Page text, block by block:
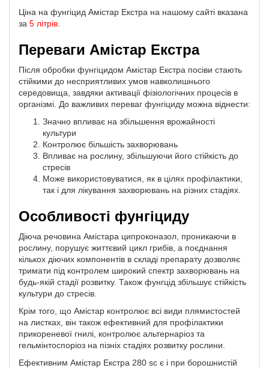
Ціна на фунгіцид Амістар Екстра на нашому сайті вказана
за 5 літрів
Переваги Амістар Екстра
Після обробки фунгіцидом Амістар Екстра посіви стають
стійкими до несприятливих умов навколишнього
середовища, завдяки активації фізіологічних процесів в
організмі. До важливих переваг фунгіциду можна віднести:
Значно впливає на збільшення врожайності
культури
Контролює більшість захворювань
Впливає на рослину, збільшуючи його стійкість до
стресів
Може використовуватися, як в цілях профілактики,
так і для лікування захворювань на різних стадіях.
Особливості фунгіциду
Діюча речовина Амістара ципроконазол, проникаючи в
рослину, порушує життєвий цикл грибів, а поєднання
кількох діючих компонентів в складі препарату дозволяє
тримати під контролем широкий спектр захворювань на
будь-якій стадії розвитку. Також фунгцід збільшує стійкість
культури до стресів.
Крім того, що Амістар контролює всі види плямистостей
на листках, він також ефективний для профілактики
прикореневої гнилі, контролює альтернаріоз та
гельмінтоспоріоз на пізніх стадіях розвитку рослини.
Ефективним Амістар Екстра 280 sc є і при борошнистій